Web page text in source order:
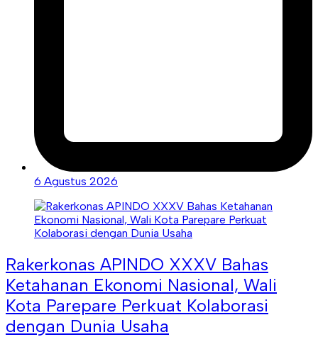
6 Agustus 2026
Rakerkonas APINDO XXXV Bahas
Ketahanan Ekonomi Nasional, Wali
Kota Parepare Perkuat Kolaborasi
dengan Dunia Usaha